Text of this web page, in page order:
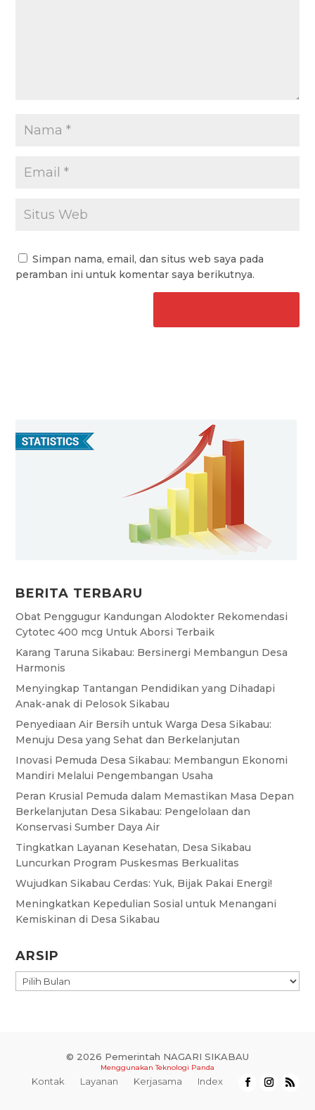
Simpan nama, email, dan situs web saya pada
peramban ini untuk komentar saya berikutnya.
BERITA TERBARU
Obat Penggugur Kandungan Alodokter Rekomendasi
Cytotec 400 mcg Untuk Aborsi Terbaik
Karang Taruna Sikabau: Bersinergi Membangun Desa
Harmonis
Menyingkap Tantangan Pendidikan yang Dihadapi
Anak-anak di Pelosok Sikabau
Penyediaan Air Bersih untuk Warga Desa Sikabau:
Menuju Desa yang Sehat dan Berkelanjutan
Inovasi Pemuda Desa Sikabau: Membangun Ekonomi
Mandiri Melalui Pengembangan Usaha
Peran Krusial Pemuda dalam Memastikan Masa Depan
Berkelanjutan Desa Sikabau: Pengelolaan dan
Konservasi Sumber Daya Air
Tingkatkan Layanan Kesehatan, Desa Sikabau
Luncurkan Program Puskesmas Berkualitas
Wujudkan Sikabau Cerdas: Yuk, Bijak Pakai Energi!
Meningkatkan Kepedulian Sosial untuk Menangani
Kemiskinan di Desa Sikabau
ARSIP
ARSIP
© 2026 Pemerintah NAGARI SIKABAU
MenggunakanTeknologi Panda
Kontak Layanan Kerjasama Index